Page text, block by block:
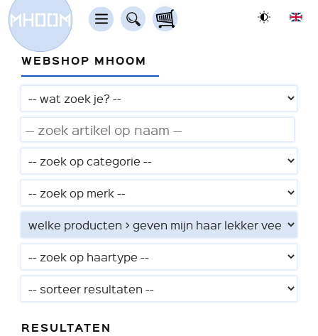
WEBSHOP MHOOM
RESULTATEN